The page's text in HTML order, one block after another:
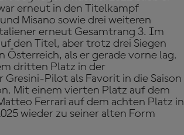
erneut in den Titelkampf
Misano sowie drei weiteren
erneut Gesamtrang 3. Im
den Titel, aber trotz drei Siegen
als er gerade vorne lag.
dritten Platz in der
Pilot als Favorit in die Saison
Mit einem vierten Platz auf dem
Ferrari auf dem achten Platz in
wieder zu seiner alten Form